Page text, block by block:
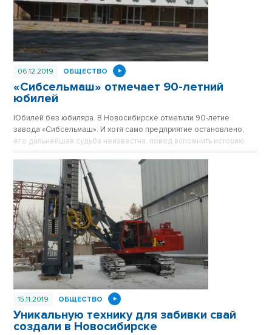
06.12.2019 ОБЩЕСТВО
«Сибсельмаш» отмечает 90-летний
юбилей
Юбилей без юбиляра. В Новосибирске отметили 90-летие
завода «Сибсельмаш». И хотя само предприятие остановлено,
его дальнейшая судьба неизвестна, повод вспомнить историю,
15.11.2019 ОБЩЕСТВО
Уникальную технику для забивки свай
создали в Новосибирске